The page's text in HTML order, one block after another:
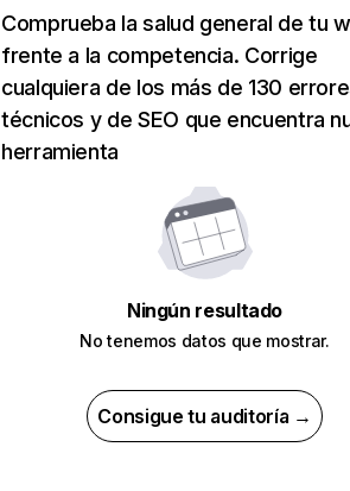
Comprueba la salud general de tu
frente a la competencia. Corrige
cualquiera de los más de 130
técnicos y de SEO que encuentra
herramienta
Ningún resultado
No tenemos datos que mostrar.
Consigue tu auditoría →